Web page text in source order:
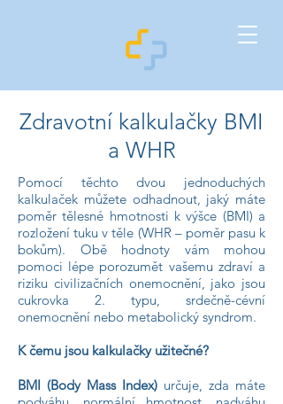
Zdravotní kalkulačky BMI
a WHR
Pomocí těchto dvou jednoduchých
kalkulaček můžete odhadnout, jaký máte
poměr tělesné hmotnosti k výšce (BMI) a
rozložení tuku v těle (WHR – poměr pasu k
bokům). Obě hodnoty vám mohou
pomoci lépe porozumět vašemu zdraví a
riziku civilizačních onemocnění, jako jsou
cukrovka 2. typu, srdečně-cévní
onemocnění nebo metabolický syndrom.
K čemu jsou kalkulačky užitečné?
BMI (Body Mass Index) určuje, zda máte